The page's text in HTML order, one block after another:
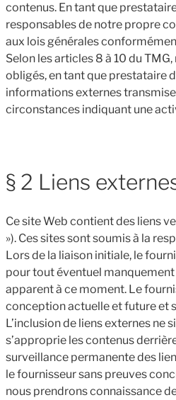
contenus. En tant que
responsables de notre propre
aux lois générales
Selon les articles 8 à 10 du
obligés, en tant que prestataire
informations externes
circonstances indiquant une
§ 2 Liens
Ce site Web contient des liens
»). Ces sites sont soumis à la
Lors de la liaison initiale, le
pour tout éventuel manquement
apparent à ce moment. Le
conception actuelle et future et
L’inclusion de liens externes ne
s’approprie les contenus
surveillance permanente des
le fournisseur sans preuves
nous prendrons connaissance